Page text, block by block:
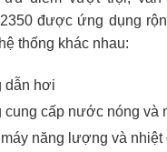
được ứng dụng
thống khác nhau:
dẫn hơi
cung cấp nước nóng và
năng lượng và nhiệt